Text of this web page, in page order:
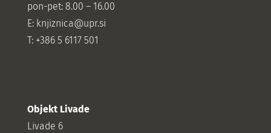
pon-pet: 8.00 – 16.00
E: knjiznica@upr.si
T: +386 5 6117 501
Objekt Livade
Livade 6